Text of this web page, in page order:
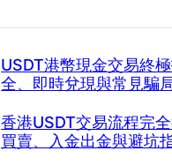
USDT港幣現金交易終
全、即時兌現與常見騙
香港USDT交易流程完
買賣、入金出金與避坑